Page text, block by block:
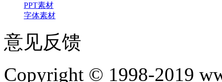
PPT素材
字体素材
意见反馈
Copyright © 1998-2019